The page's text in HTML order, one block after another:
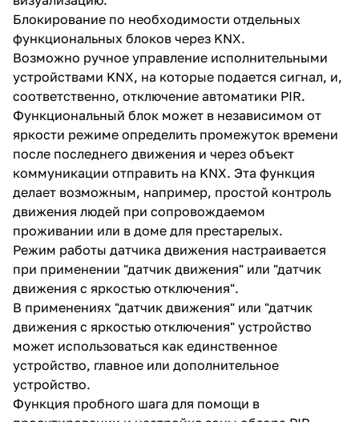
Блокирование по необходимости отдельных
функциональных блоков через KNX.
Возможно ручное управление исполнительными
устройствами KNX, на которые подается сигнал, и,
соответственно, отключение автоматики PIR.
Функциональный блок может в независимом от
яркости режиме определить промежуток времени
после последнего движения и через объект
коммуникации отправить на KNX. Эта функция
делает возможным, например, простой контроль
движения людей при сопровождаемом
проживании или в доме для престарелых.
Режим работы датчика движения настраивается
при применении "датчик движения" или "датчик
движения с яркостью отключения".
В применениях "датчик движения" или "датчик
движения с яркостью отключения" устройство
может использоваться как единственное
устройство, главное или дополнительное
устройство.
Функция пробного шага для помощи в